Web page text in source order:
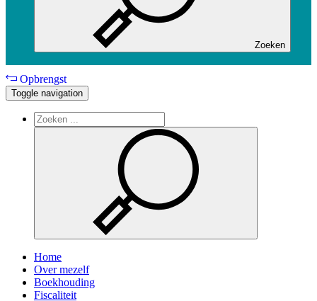
Zoeken
Opbrengst
Toggle navigation
Home
Over mezelf
Boekhouding
Fiscaliteit